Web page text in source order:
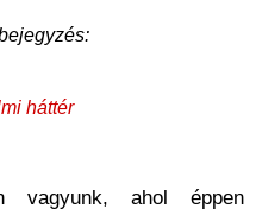
háttér
vagyunk, ahol éppen